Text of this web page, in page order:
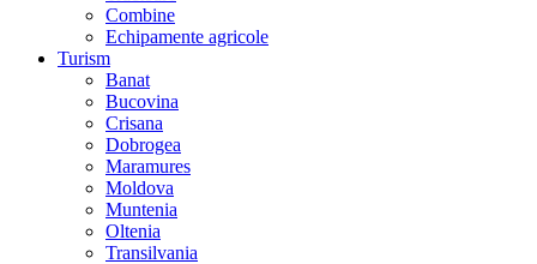
Combine
Echipamente agricole
Turism
Banat
Bucovina
Crisana
Dobrogea
Maramures
Moldova
Muntenia
Oltenia
Transilvania